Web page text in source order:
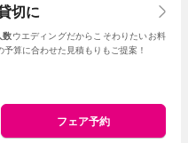
切に
数ウエディングだからこそわりたいお料
算に合わせた見積もりもご提案！
フェア予約